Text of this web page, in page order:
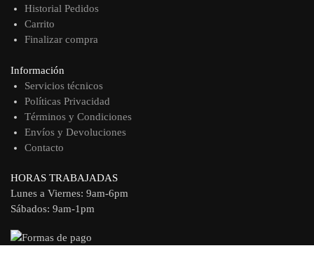
Historial Pedidos
Carrito
Finalizar compra
Información
Servicios técnicos
Políticas Privacidad
Términos y Condiciones
Envíos y Devoluciones
Contacto
HORAS TRABAJADAS
Lunes a Viernes: 9am-6pm
Sábados: 9am-1pm